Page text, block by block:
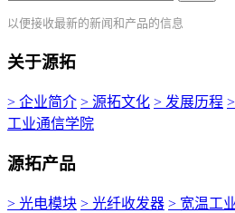
以便接收最新的新闻和产品的信息
关于源拓
> 企业简介 > 源拓文化 > 发展历程
工业通信学院
源拓产品
> 光电模块 > 光纤收发器 > 宽温工